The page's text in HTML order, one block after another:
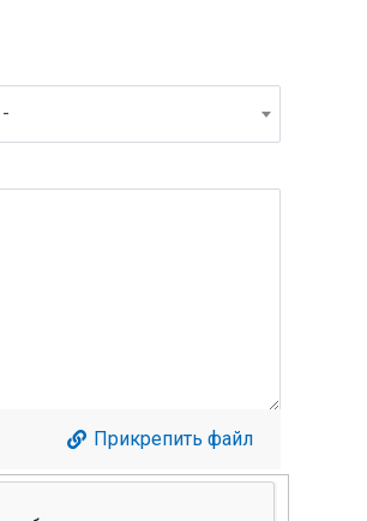
Прикрепить файл